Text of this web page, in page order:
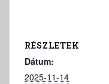
RÉSZLETEK
Dátum:
2025-11-14